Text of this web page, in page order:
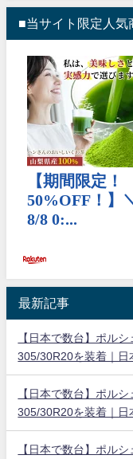
■当サイト限定人気
最新記事
【日本で数台】ポル
305/30R20を装着｜日
【日本で数台】ポル
305/30R20を装着｜日
【日本で数台】ポル